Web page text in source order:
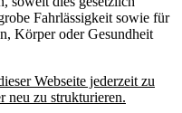
Fahrlässigkeit sowie für
Körper oder Gesundheit
Webseite jederzeit zu
neu zu strukturieren.